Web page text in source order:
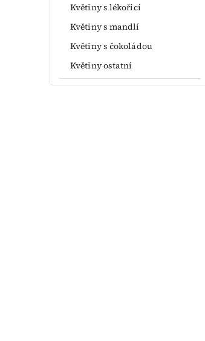
Květiny s lékořicí
Květiny s mandlí
Květiny s čokoládou
Květiny ostatní